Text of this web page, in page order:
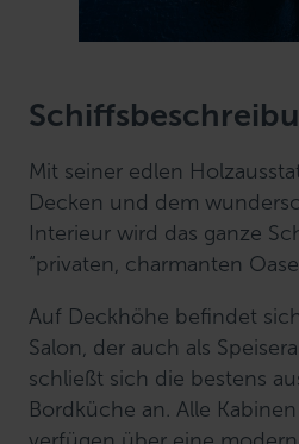
Mit seiner edlen
Decken und dem
Interieur wird das ganze
“privaten, charmanten
Auf Deckhöhe befindet
Salon, der auch als
schließt sich die bestens
Bordküche an. Alle